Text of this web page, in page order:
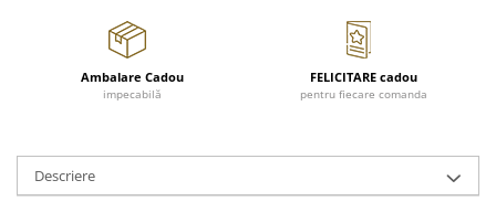
CELESTIAL PLATINUM
CORNUCOPIA
RENAISSANCE GOLD
ANTHEMION BLUE
Ambalare Cadou
impecabilă
FELICITARE cadou
pentru fiecare comanda
Descriere